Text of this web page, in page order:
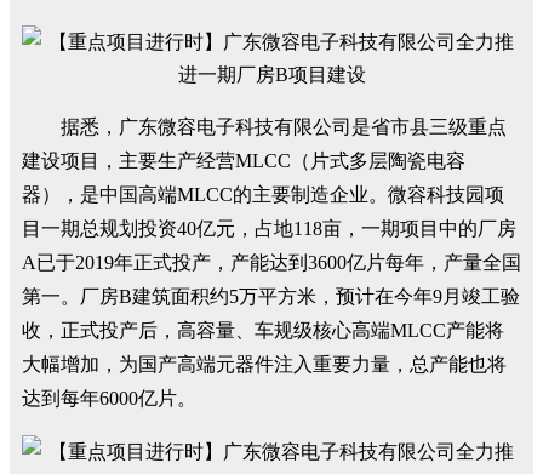
据悉，广东微容电子科技有限公司是省市县三级重点
建设项目，主要生产经营MLCC（片式多层陶瓷电容
器），是中国高端MLCC的主要制造企业。微容科技园项
目一期总规划投资40亿元，占地118亩，一期项目中的厂房
A已于2019年正式投产，产能达到3600亿片每年，产量全国
第一。厂房B建筑面积约5万平方米，预计在今年9月竣工验
收，正式投产后，高容量、车规级核心高端MLCC产能将
大幅增加，为国产高端元器件注入重要力量，总产能也将
达到每年6000亿片。